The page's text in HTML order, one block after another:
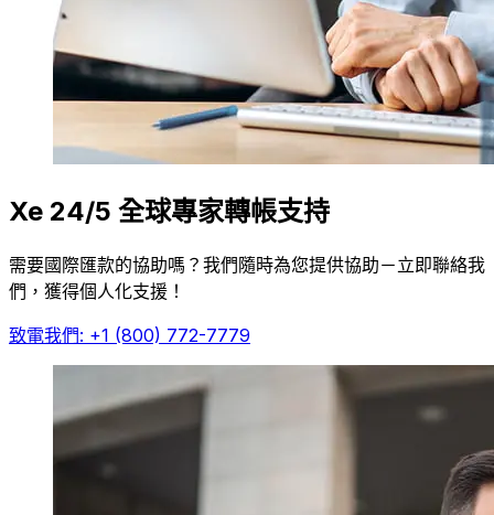
Xe 24/5 全球專家轉帳支持
需要國際匯款的協助嗎？我們隨時為您提供協助－立即聯絡我
們，獲得個人化支援！
致電我們: +1 (800) 772-7779